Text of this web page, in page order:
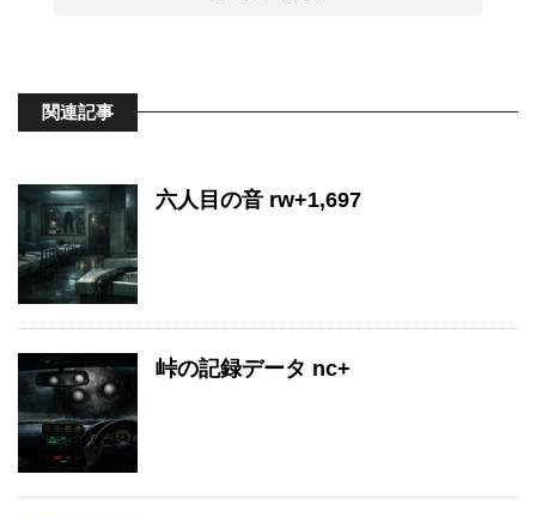
関連記事
六人目の音 rw+1,697
峠の記録データ nc+